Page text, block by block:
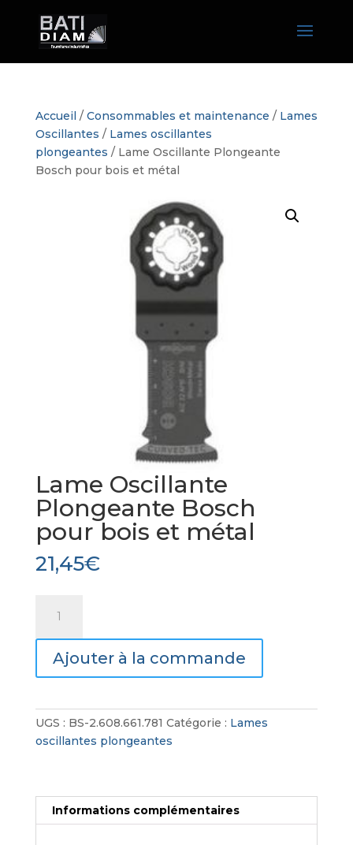
Accueil / Consommables et maintenance / Lames
Oscillantes / Lames oscillantes
plongeantes / Lame Oscillante Plongeante
Bosch pour bois et métal
Lame Oscillante
Plongeante Bosch
pour bois et métal
21,45€
Lame
Oscillante
Plongeante
pour
bois
et
Ajouter à la commande
UGS : BS-2.608.661.781 Catégorie : Lames
oscillantes plongeantes
Informations complémentaires